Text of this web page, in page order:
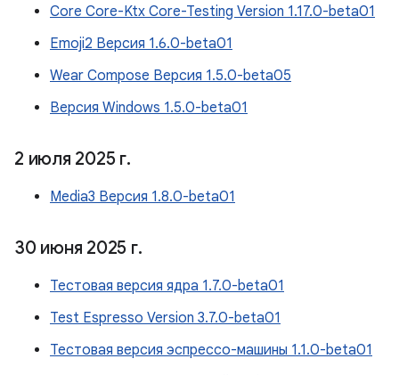
Core Core-Ktx Core-Testing Version 1.17.0-beta01
Emoji2 Версия 1.6.0-beta01
Wear Compose Версия 1.5.0-beta05
Версия Windows 1.5.0-beta01
2 июля 2025 г.
Media3 Версия 1.8.0-beta01
30 июня 2025 г.
Тестовая версия ядра 1.7.0-beta01
Test Espresso Version 3.7.0-beta01
Тестовая версия эспрессо-машины 1.1.0-beta01